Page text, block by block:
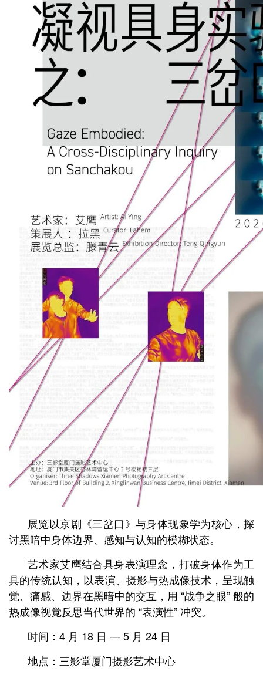
展览以京剧《三岔口》与身体现象学为核心，探
讨黑暗中身体边界、感知与认知的模糊状态。
艺术家艾鹰结合具身表演理念，打破身体作为工
具的传统认知，以表演、摄影与热成像技术，呈现触
觉、痛感、边界在黑暗中的交互，用 “战争之眼” 般的
热成像视觉反思当代世界的 “表演性” 冲突。
时间：4 月 18 日 — 5 月 24 日
地点：三影堂厦门摄影艺术中心